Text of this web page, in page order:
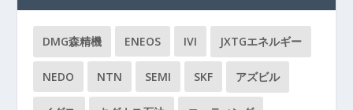
DMG森精機 ENEOS IVI JXTGエネルギー
NEDO NTN SEMI SKF アズビル